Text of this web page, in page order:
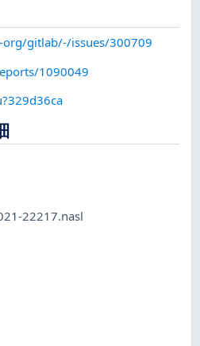
gitlab/-/issues/300709
1090049
22217.nasl